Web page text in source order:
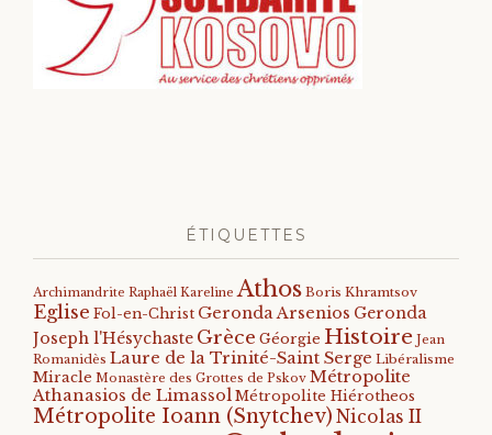
ÉTIQUETTES
Archimandrite Raphaël Kareline Athos Boris Khramtsov
Eglise Fol-en-Christ Geronda Arsenios Geronda
Joseph l'Hésychaste Grèce Géorgie Histoire Jean
Romanidès Laure de la Trinité-Saint Serge Libéralisme
Miracle Monastère des Grottes de Pskov Métropolite
Athanasios de Limassol Métropolite Hiérotheos
Métropolite Ioann (Snytchev) Nicolas II